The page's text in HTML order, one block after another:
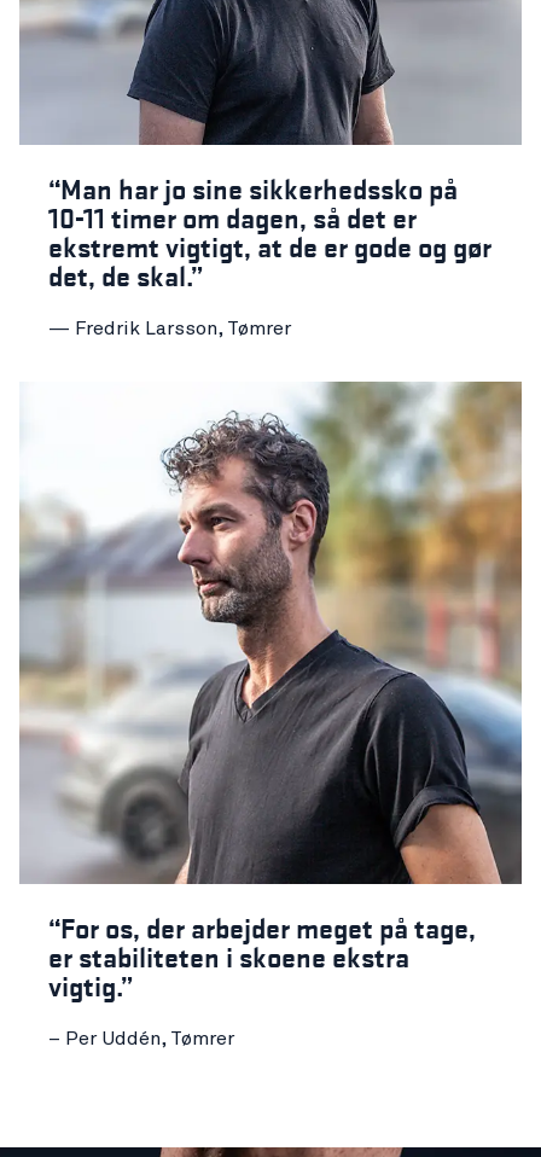
“Man har jo sine sikkerhedssko på
10-11 timer om dagen, så det er
ekstremt vigtigt, at de er gode og gør
det, de skal.”
— Fredrik Larsson, Tømrer
“For os, der arbejder meget på tage,
er stabiliteten i skoene ekstra
vigtig.”
– Per Uddén, Tømrer